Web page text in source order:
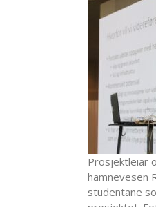
Prosjektleiar
hamnevesen
studentane